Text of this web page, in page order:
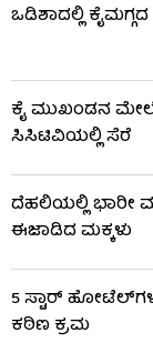
ಒಡಿಶಾದಲ್ಲಿ
ಕೈ ಮುಖಂಡನ
ಸಿಸಿಟಿವಿಯಲ್ಲಿ ಸೆರೆ
ದೆಹಲಿಯಲ್ಲಿ ಭಾರೀ
ಈಜಾಡಿದ ಮಕ್ಕಳು
5 ಸ್ಟಾರ್
ಕಠಿಣ ಕ್ರಮ